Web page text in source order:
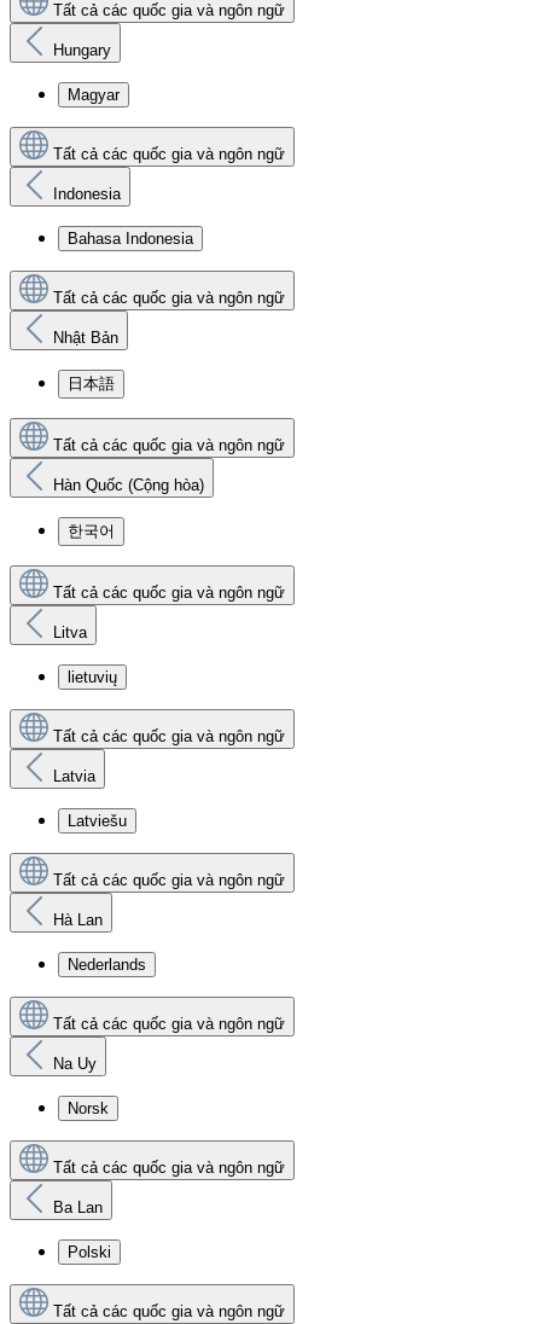
Tất cả các quốc gia và ngôn ngữ
Hungary
Magyar
Tất cả các quốc gia và ngôn ngữ
Indonesia
Bahasa Indonesia
Tất cả các quốc gia và ngôn ngữ
Nhật Bản
日本語
Tất cả các quốc gia và ngôn ngữ
Hàn Quốc (Cộng hòa)
한국어
Tất cả các quốc gia và ngôn ngữ
Litva
lietuvių
Tất cả các quốc gia và ngôn ngữ
Latvia
Latviešu
Tất cả các quốc gia và ngôn ngữ
Hà Lan
Nederlands
Tất cả các quốc gia và ngôn ngữ
Na Uy
Norsk
Tất cả các quốc gia và ngôn ngữ
Ba Lan
Polski
Tất cả các quốc gia và ngôn ngữ